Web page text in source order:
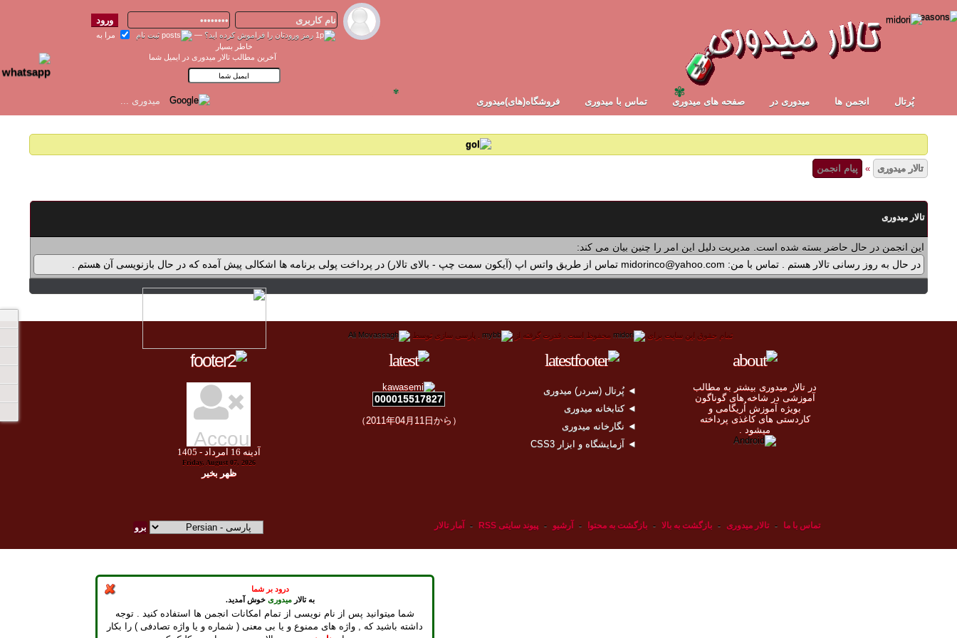
رمز ورودتان را فراموش کرده اید؟ — ثبت نام
مرا به
خاطر بسپار
درود بر شما
به تالار میدوریخوش آمدید.
شما میتوانید پس از نام نویسی از تمام امکانات انجمن ها استفاده کنید . توجه
داشته باشید که , واژه های ممنوع و یا بی معنی ( شماره و یا واژه تصادفی ) را بکار
آخرین مطالب تالار میدوری در ایمیل شما
پُرتال انجمن ها ميدوری در صفحه های میدوری تماس با میدوری فروشگاه(های)میدوری
تالار میدوری » پیام انجمن
تالار میدوری
این انجمن در حال حاضر بسته شده است. مدیریت دلیل این امر را چنین بیان می کند:
در حال به روز رسانی تالار هستم . تماس با من: midorinco@yahoo.com تماس از طریق واتس اپ (آیکون سمت چپ - بالای تالار) در پرداخت پولی برنامه ها اشکالی پیش آمده که در حال بازنویسی آن هستم .
تمام حقوق اين سايت برای محفوظ است . قدرت گرفته از پارسی سازی توسط
آدينه امرداد - 1405
Friday, August 07, 2026
ظهر بخير
000015517827
（2011年04月11日から）
◄ پُرتال (سردر) میدوری
◄ کتابخانه میدوری
◄ نگارخانه میدوری
◄ آزمایشگاه و ابزار CSS3
در تالار میدوری بيشتر به مطالب
آموزشی در شاخه های گوناگون
بویژه آموزش اُريگامی و
کاردستی های کاغذی پرداخته
ميشود .
تماس با ما - تالار میدوری - بازگشت به بالا - بازگشت به محتوا - آرشیو - پیوند سایتی RSS - آمار تالار
✾ ✾